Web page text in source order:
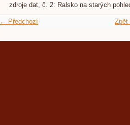
zdroje dat, č. 2: Ralsko na starých
← Předchozí Zpět